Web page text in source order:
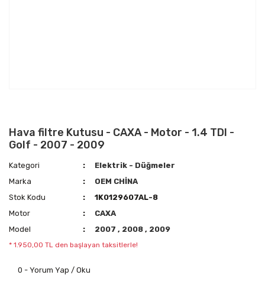
Hava filtre Kutusu - CAXA - Motor - 1.4 TDI -
Golf - 2007 - 2009
Kategori
Elektrik - Düğmeler
Marka
OEM CHİNA
Stok Kodu
1K0129607AL-8
Motor
CAXA
Model
2007, 2008, 2009
* 1.950,00 TL den başlayan taksitlerle!
0 - Yorum Yap / Oku